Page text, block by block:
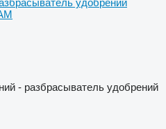
- разбрасыватель удобрений